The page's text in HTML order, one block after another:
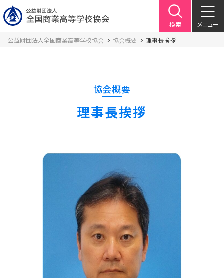
検索
メニュー
公益財団法人全国商業高等学校協会
協会概要 理事長挨拶
協会概要
理事長挨拶